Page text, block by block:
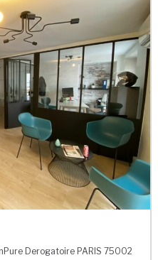
Derogatoire PARIS 75002